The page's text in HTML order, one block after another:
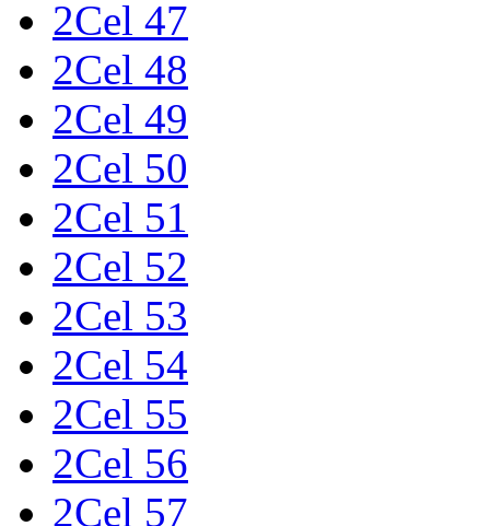
2Cel 47
2Cel 48
2Cel 49
2Cel 50
2Cel 51
2Cel 52
2Cel 53
2Cel 54
2Cel 55
2Cel 56
2Cel 57